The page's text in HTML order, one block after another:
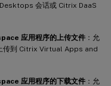
会话或 Citrix DaaS
应用程序的上传文件 ：允
传到 Citrix Virtual Apps and
应用程序的下载文件 ：允